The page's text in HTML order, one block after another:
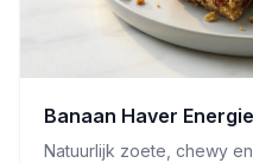
Banaan Haver
Natuurlijk zoete, chewy